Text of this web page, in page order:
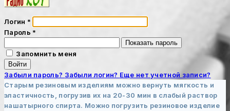
Логин *
Пароль *
Показать пароль
Запомнить меня
Войти
Забыли пароль? Забыли логин? Еще нет учетной записи?
Старым резиновым изделиям можно вернуть мягкость и
эластичность, погрузив их на 20-30 мин в слабый раствор
нашатырного спирта. Можно погрузить резиновое изделие